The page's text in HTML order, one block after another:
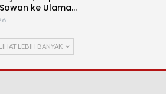
ke Ulama…
LIHAT LEBIH BANYAK